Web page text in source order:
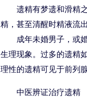
遗精有梦遗和滑精
精，甚至清醒时精液流
成年未婚男子，或婚
生理现象。过多的遗精
理性的遗精可见于前列
中医辨证治疗遗精